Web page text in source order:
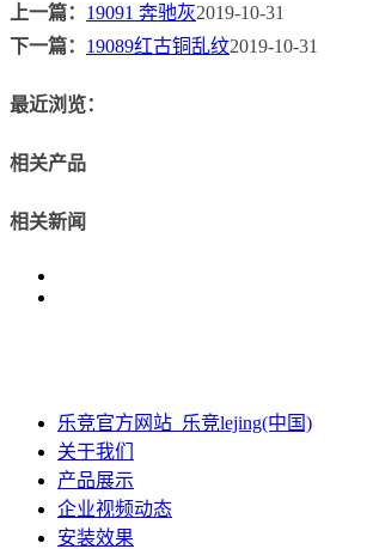
上一篇： 19091 奔驰灰2019-10-31
下一篇： 19089红古铜乱纹2019-10-31
最近浏览：
相关产品
相关新闻
乐竞官方网站_乐竞lejing(中国)
关于我们
产品展示
企业视频动态
安装效果